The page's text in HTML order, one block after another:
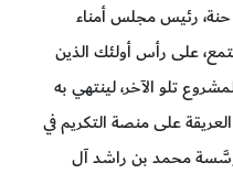
رئيس مجلس أمناء
على رأس أولئك الذين
تلو الآخر، لينتهي به
على منصة التكريم في
محمد بن راشد آل